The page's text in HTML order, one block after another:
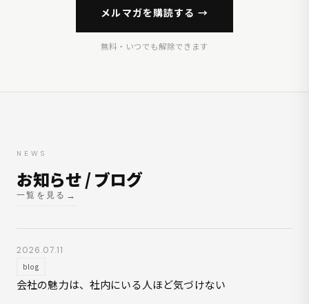
メルマガを購読する →
無料・いつでも解除できます
NEWS
お知らせ / ブログ
一覧を見る
2026.07.11
blog
会社の魅力は、社内にいる人ほど気づけない